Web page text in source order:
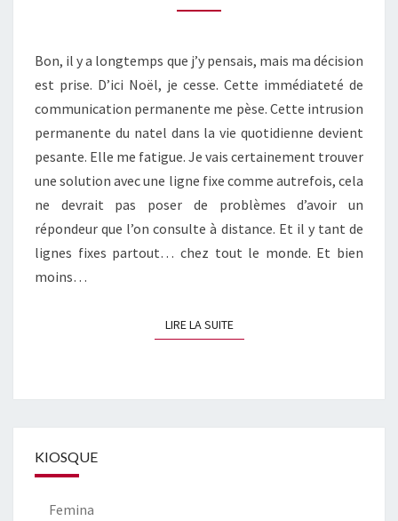
Bon, il y a longtemps que j’y pensais, mais ma décision
est prise. D’ici Noël, je cesse. Cette immédiateté de
communication permanente me pèse. Cette intrusion
permanente du natel dans la vie quotidienne devient
pesante. Elle me fatigue. Je vais certainement trouver
une solution avec une ligne fixe comme autrefois, cela
ne devrait pas poser de problèmes d’avoir un
répondeur que l’on consulte à distance. Et il y tant de
lignes fixes partout… chez tout le monde. Et bien
moins…
LIRE LA SUITELIRE LA SUITE
KIOSQUE
Femina